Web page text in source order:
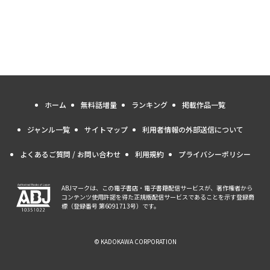
ホーム 無料話増量 ランキング 掲載作品一覧
ジャンル一覧 サイトマップ 利用者情報の外部送信について
よくあるご質問 / お問い合わせ 利用規約 プライバシーポリシー
ABJマークは、この電子書店・電子書籍配信サービスが、著作権者から
コンテンツ使用許諾を得た正規版配信サービスであることを示す登録商
標（登録番号 第6091713号）です。
© KADOKAWA CORPORATION